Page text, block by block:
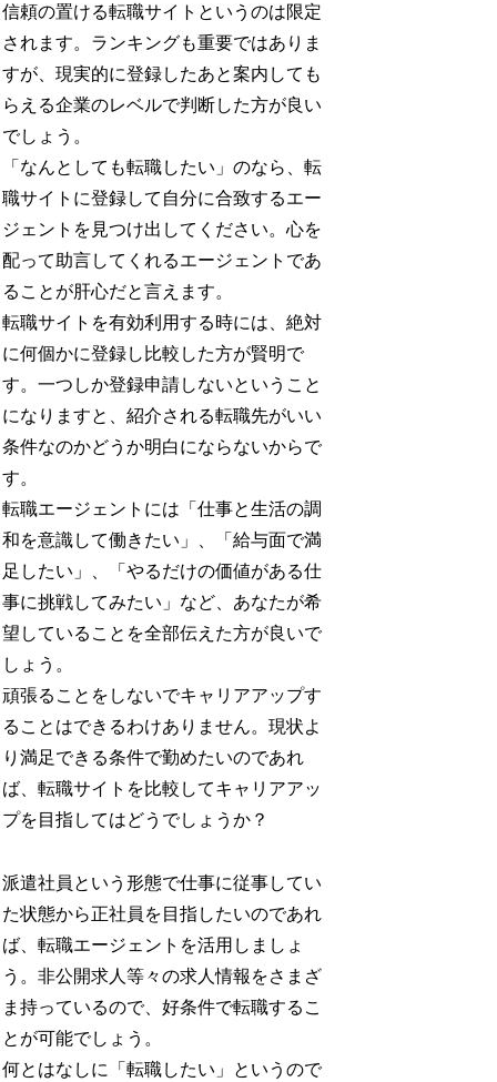
信頼の置ける転職サイトというのは限定
されます。ランキングも重要ではありま
すが、現実的に登録したあと案内しても
らえる企業のレベルで判断した方が良い
でしょう。
「なんとしても転職したい」のなら、転
職サイトに登録して自分に合致するエー
ジェントを見つけ出してください。心を
配って助言してくれるエージェントであ
ることが肝心だと言えます。
転職サイトを有効利用する時には、絶対
に何個かに登録し比較した方が賢明で
す。一つしか登録申請しないということ
になりますと、紹介される転職先がいい
条件なのかどうか明白にならないからで
す。
転職エージェントには「仕事と生活の調
和を意識して働きたい」、「給与面で満
足したい」、「やるだけの価値がある仕
事に挑戦してみたい」など、あなたが希
望していることを全部伝えた方が良いで
しょう。
頑張ることをしないでキャリアアップす
ることはできるわけありません。現状よ
り満足できる条件で勤めたいのであれ
ば、転職サイトを比較してキャリアアッ
プを目指してはどうでしょうか？
派遣社員という形態で仕事に従事してい
た状態から正社員を目指したいのであれ
ば、転職エージェントを活用しましょ
う。非公開求人等々の求人情報をさまざ
ま持っているので、好条件で転職するこ
とが可能でしょう。
何とはなしに「転職したい」というので